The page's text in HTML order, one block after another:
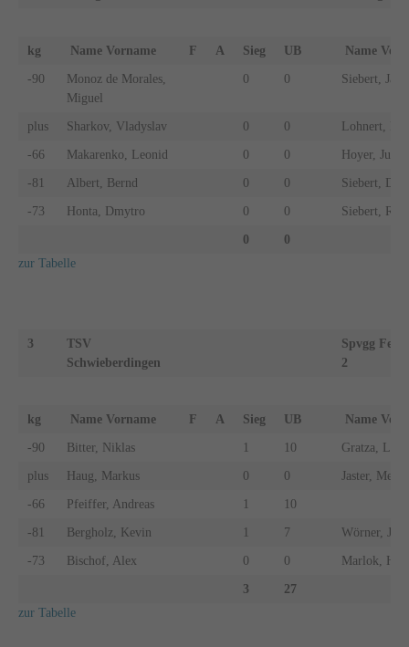
kg Name Vorname F A Sieg UB Name
-90
Monoz de Morales,
Miguel
0 0 Siebert,
plus Sharkov, Vladyslav 0 0 Lohnert,
-66 Makarenko, Leonid 0 0 Hoyer, Juri
-81 Albert, Bernd 0 0 Siebert,
-73 Honta, Dmytro 0 0 Siebert,
0
0
zur Tabelle
3
TSV
Schwieberdingen
Spvgg
2
kg Name Vorname F A Sieg UB Name
-90 Bitter, Niklas 1 10 Gratza, Leon
plus Haug, Markus 0 0 Jaster, Mert
-66 Pfeiffer, Andreas 1 10
-81 Bergholz, Kevin 7 Wörner, Joel
-73 Bischof, Alex 0 0 Marlok,
3
27
zur Tabelle